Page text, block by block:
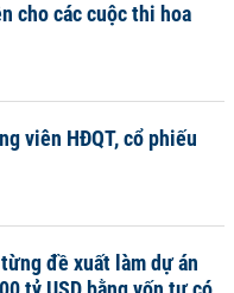
cho các cuộc thi hoa
viên HĐQT, cổ phiếu
đề xuất làm dự án